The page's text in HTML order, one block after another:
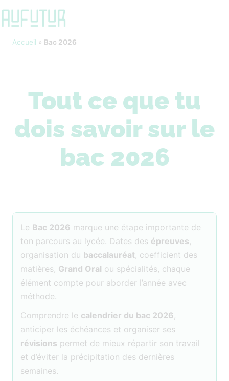
Accueil » Bac 2026
Tout ce que tu
dois savoir sur le
bac 2026
Le Bac 2026 marque une étape importante de
ton parcours au lycée. Dates des épreuves,
organisation du baccalauréat, coefficient des
matières, Grand Oral ou spécialités, chaque
élément compte pour aborder l’année avec
méthode.
Comprendre le calendrier du bac 2026,
anticiper les échéances et organiser ses
révisions permet de mieux répartir son travail
et d’éviter la précipitation des dernières
semaines.